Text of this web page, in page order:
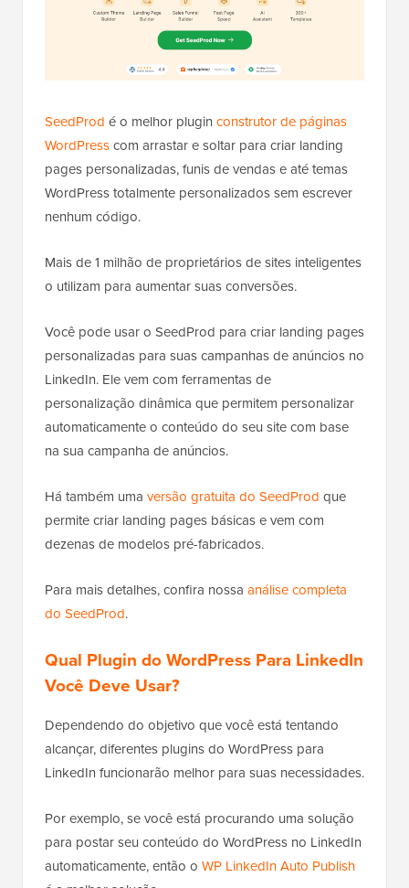
SeedProd é o melhor plugin construtor de páginas
WordPresscom arrastar e soltar para criar landing
pages personalizadas, funis de vendas e até temas
WordPress totalmente personalizados sem escrever
nenhum código.
Mais de 1 milhão de proprietários de sites inteligentes
o utilizam para aumentar suas conversões.
Você pode usar o SeedProd para criar landing pages
personalizadas para suas campanhas de anúncios no
LinkedIn. Ele vem com ferramentas de
personalização dinâmica que permitem personalizar
automaticamente o conteúdo do seu site com base
na sua campanha de anúncios.
Há também uma versão gratuita do SeedProd que
permite criar landing pages básicas e vem com
dezenas de modelos pré-fabricados.
Para mais detalhes, confira nossa análise completa
do SeedProd.
Qual Plugin do WordPress Para LinkedIn
Você Deve Usar?
Dependendo do objetivo que você está tentando
alcançar, diferentes plugins do WordPress para
LinkedIn funcionarão melhor para suas necessidades.
Por exemplo, se você está procurando uma solução
para postar seu conteúdo do WordPress no LinkedIn
automaticamente, então o WP LinkedIn Auto Publish